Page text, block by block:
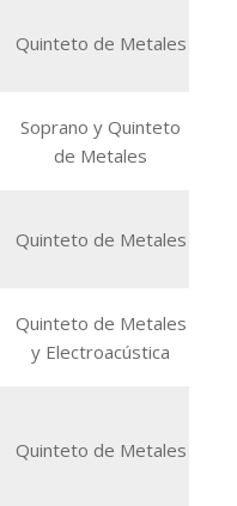
Quinteto de Metales
Soprano y Quinteto
de Metales
Quinteto de Metales
Quinteto de Metales
y Electroacústica
Quinteto de Metales